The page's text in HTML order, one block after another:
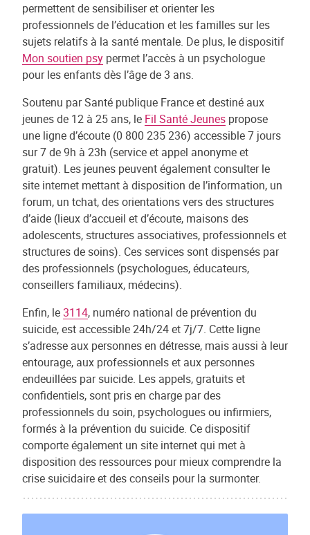
permettent de sensibiliser et orienter les
professionnels de l’éducation et les familles sur les
sujets relatifs à la santé mentale. De plus, le dispositif
Mon soutien psy permet l’accès à un psychologue
pour les enfants dès l’âge de 3 ans.
Soutenu par Santé publique France et destiné aux
jeunes de 12 à 25 ans, le Fil Santé Jeunes propose
une ligne d’écoute (0 800 235 236) accessible 7 jours
sur 7 de 9h à 23h (service et appel anonyme et
gratuit). Les jeunes peuvent également consulter le
site internet mettant à disposition de l’information, un
forum, un tchat, des orientations vers des structures
d’aide (lieux d’accueil et d’écoute, maisons des
adolescents, structures associatives, professionnels et
structures de soins). Ces services sont dispensés par
des professionnels (psychologues, éducateurs,
conseillers familiaux, médecins).
Enfin, le3114, numéro national de prévention du
suicide, est accessible 24h/24 et 7j/7. Cette ligne
s’adresse aux personnes en détresse, mais aussi à leur
entourage, aux professionnels et aux personnes
endeuillées par suicide. Les appels, gratuits et
confidentiels, sont pris en charge par des
professionnels du soin, psychologues ou infirmiers,
formés à la prévention du suicide. Ce dispositif
comporte également un site internet qui met à
disposition des ressources pour mieux comprendre la
crise suicidaire et des conseils pour la surmonter.